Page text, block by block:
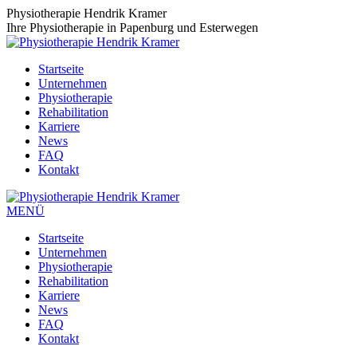
Zum
Inhalt
springen
Physiotherapie Hendrik Kramer
Ihre Physiotherapie in Papenburg und Esterwegen
Startseite
Unternehmen
Physiotherapie
Rehabilitation
Karriere
News
FAQ
Kontakt
MENÜ
Startseite
Unternehmen
Physiotherapie
Rehabilitation
Karriere
News
FAQ
Kontakt